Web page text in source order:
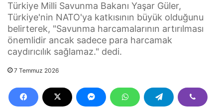
Türkiye Milli Savunma Bakanı Yaşar Güler,
Türkiye'nin NATO'ya katkısının büyük olduğunu
belirterek, "Savunma harcamalarının artırılması
önemlidir ancak sadece para harcamak
caydırıcılık sağlamaz." dedi.
7 Temmuz 2026